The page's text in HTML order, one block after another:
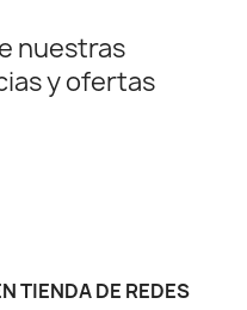
nuestras
y ofertas
TIENDA DE REDES